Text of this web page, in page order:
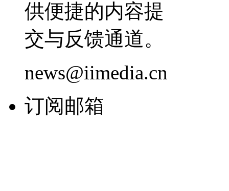
供便捷的内容提
交与反馈通道。
news@iimedia.cn
订阅邮箱